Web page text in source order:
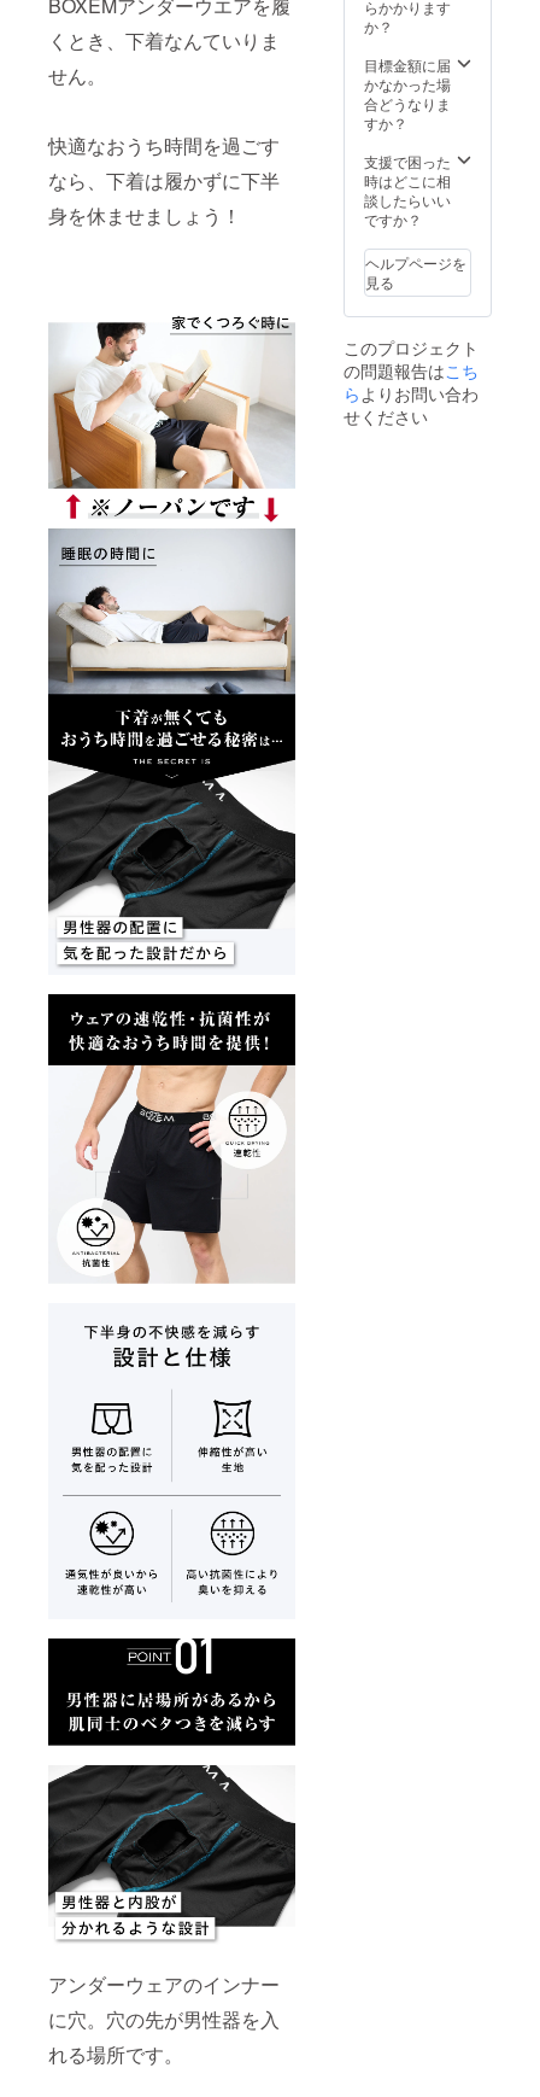
くとき、下着なんていりま
せん。
快適なおうち時間を過ごす
なら、下着は履かずに下半
身を休ませましょう！
アンダーウェアのインナー
に穴。穴の先が男性器を入
れる場所です。
らかかります
か？
目標金額に届
かなかった場
合どうなりま
すか？
支援で困った
時はどこに相
談したらいい
ですか？
ヘルプページを
見る
このプロジェクト
の問題報告はこち
ら よりお問い合わ
せください